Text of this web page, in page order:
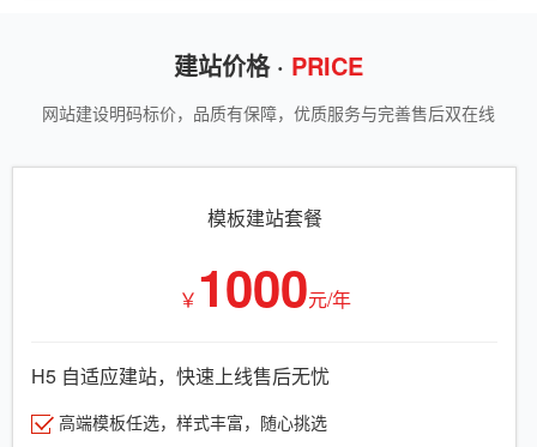
建站价格 · PRICE
网站建设明码标价，品质有保障，优质服务与完善售后双在线
模板建站套餐
￥ 1000元/年
H5 自适应建站，快速上线售后无忧
高端模板任选，样式丰富，随心挑选